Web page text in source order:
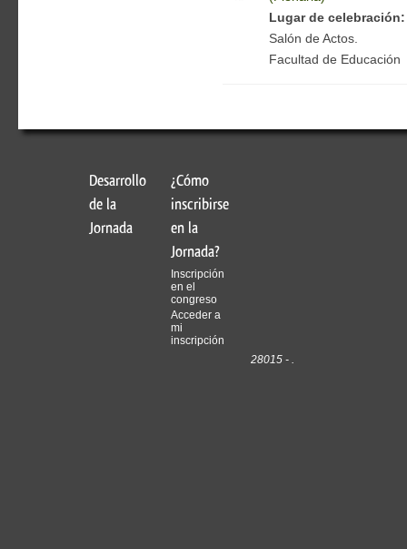
Lugar de celebración:
Salón de Actos.
Facultad de Educación
Desarrollo
de la
Jornada
¿Cómo
inscribirse
en la
Jornada?
Inscripción
en el
congreso
Acceder a
mi
inscripción
28015 - .